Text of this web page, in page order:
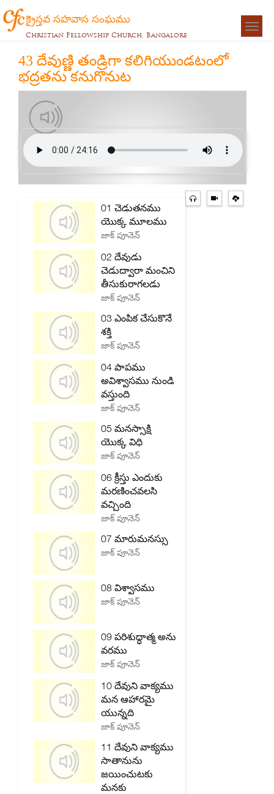
క్రైస్తవ సహవాస సంఘము
Christian Fellowship Church, Bangalore
43 దేవుణ్ణి తండ్రిగా కలిగియుండటంలో
భద్రతను కనుగొనుట
01 చెడుతనము
యొక్క మూలము
జాక్ పూనెన్
02 దేవుడు
చెడుద్వారా మంచిని
తీసుకురాగలడు
జాక్ పూనెన్
03 ఎంపిక చేసుకొనే
శక్తి
జాక్ పూనెన్
04 పాపము
అవిశ్వాసము నుండి
వస్తుంది
జాక్ పూనెన్
05 మనస్సాక్షి
యొక్క విధి
జాక్ పూనెన్
06 క్రీస్తు ఎందుకు
మరణించవలసి
వచ్చింది
జాక్ పూనెన్
07 మారుమనస్సు
జాక్ పూనెన్
08 విశ్వాసము
జాక్ పూనెన్
09 పరిశుద్ధాత్మ అను
వరము
జాక్ పూనెన్
10 దేవుని వాక్యము
మన ఆహారమై
యున్నది
జాక్ పూనెన్
11 దేవుని వాక్యము
సాతానును
జయించుటకు
మనకు